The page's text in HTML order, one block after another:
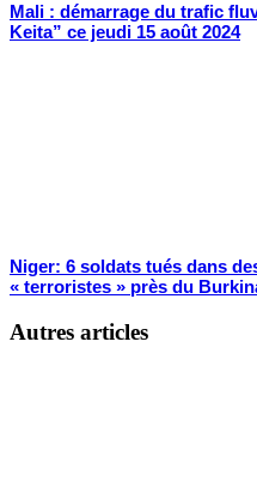
Mali : démarrage du trafic
Keita” ce jeudi 15 août 2024
Niger: 6 soldats tués dans
« terroristes » près du
Autres articles